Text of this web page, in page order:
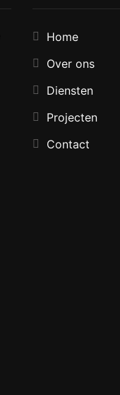
Home
Over ons
Diensten
Projecten
Contact